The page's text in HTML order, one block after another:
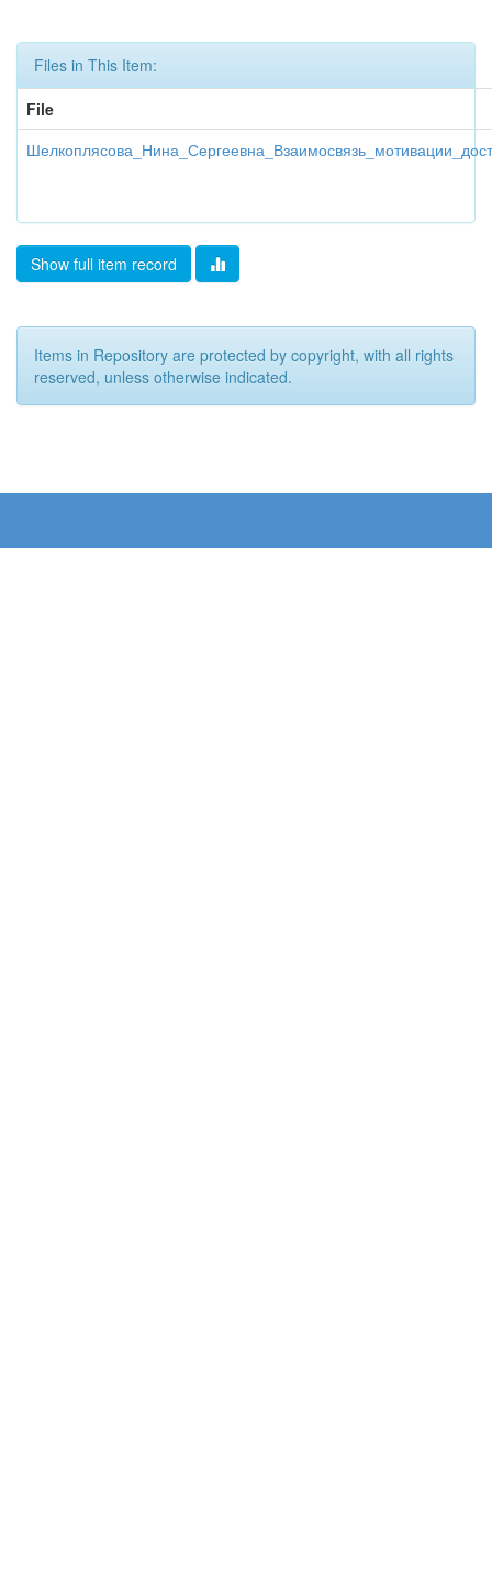
Files in This Item:
File
Show full item record
Items in Repository are protected by copyright, with all rights
reserved, unless otherwise indicated.